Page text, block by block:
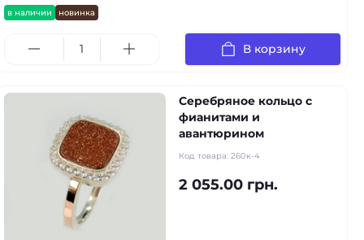
в наличии новинка
В корзину
Серебряное кольцо с
фианитами и
авантюрином
Код товара: 260к-4
2 055.00 грн.